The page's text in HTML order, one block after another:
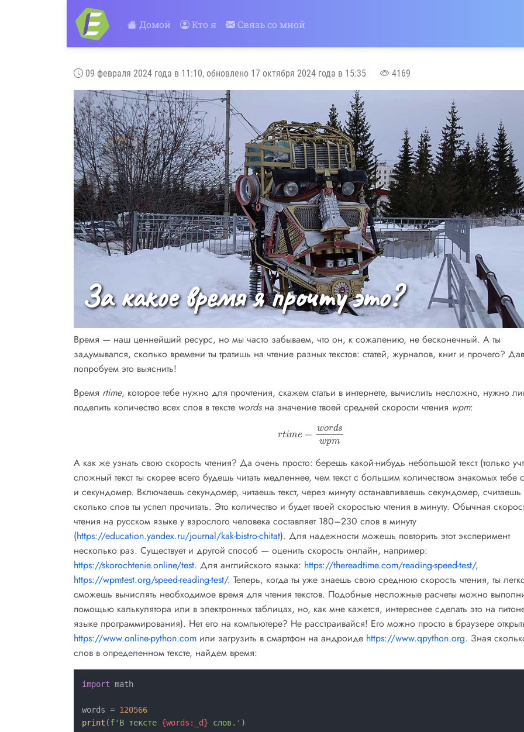
Домой Кто я Связь со мной
09 февраля 2024 года в 11:10, обновлено 17 октября 2024 года в 15:35 4169
За какое время я прочту это?
Время — наш ценнейший ресурс, но мы часто забываем, что он, к сожалению, не бесконечный. А ты
задумывался, сколько времени ты тратишь на чтение разных текстов: статей, журналов, книг и прочего?
попробуем это выяснить!
Время rtime, которое тебе нужно для прочтения, скажем статьи в интернете, вычислить несложно, нужно
поделить количество всех слов в тексте wordsна значение твоей средней скорости чтения wpm:
rdswpm
А как же узнать свою скорость чтения? Да очень просто: берешь какой-нибудь небольшой текст (только
сложный текст ты скорее всего будешь читать медленнее, чем текст с большим количеством знакомых тебе
и секундомер. Включаешь секундомер, читаешь текст, через минуту останавливаешь секундомер, считаешь
сколько слов ты успел прочитать. Это количество и будет твоей скоростью чтения в минуту. Обычная
чтения на русском языке у взрослого человека составляет 180–230 слов в минуту
(https://education.yandex.ru/journal/kak-bistro-chitat). Для надежности можешь повторить этот эксперимент
несколько раз. Существует и другой способ — оценить скорость онлайн, например:
https://skorochtenie.online/test. Для английского языка: https://thereadtime.com/reading-speed-test/,
https://wpmtest.org/speed-reading-test/. Теперь, когда ты уже знаешь свою среднюю скорость чтения, ты
сможешь вычислять необходимое время для чтения текстов. Подобные несложные расчеты можно
помощью калькулятора или в электронных таблицах, но, как мне кажется, интереснее сделать это на
языке программирования). Нет его на компьютере? Не расстраивайся! Его можно просто в браузере
https://www.online-python.com или загрузить в смартфон на андроиде https://www.qpython.org. Зная
слов в определенном тексте, найдем время:
import math
words = 120566
print (f'В тексте {words:_d} слов.' )